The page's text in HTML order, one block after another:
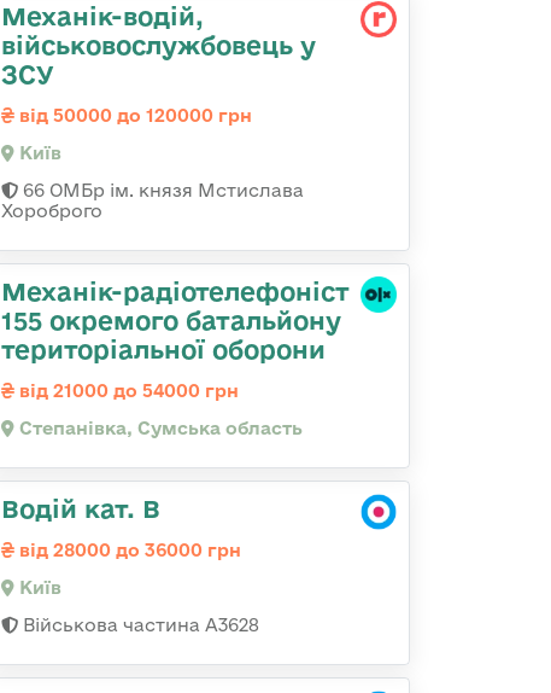
Механік-водій,
військовослужбовець у
ЗСУ
від 50000 до 120000 грн
Київ
66 ОМБр ім. князя Мстислава
Хороброго
Механік-радіотелефоніст
155 окремого батальйону
територіальної оборони
від 21000 до 54000 грн
Степанівка, Сумська область
Водій кат. В
від 28000 до 36000 грн
Київ
Військова частина А3628